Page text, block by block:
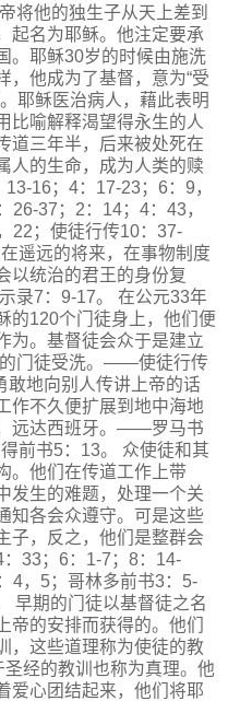
将他的独生子从天上差到
起名为耶稣。他注定要承
。耶稣30岁的时候由施洗
，他成为了基督，意为“受
耶稣医治病人，藉此表明
比喻解释渴望得永生的人
道三年半，后来被处死在
人的生命，成为人类的赎
16；4：17-23；6：9，
26-37；2：14；4：43，
22；使徒行传10：37-
遥远的将来，在事物制度
以统治的君王的身份复
录7：9-17。 在公元33年
的120个门徒身上，他们便
为。基督徒会众于是建立
门徒受洗。——使徒行传
敢地向别人传讲上帝的话
作不久便扩展到地中海地
远达西班牙。——罗马书
前书5：13。 众使徒和其
。他们在传道工作上带
发生的难题，处理一个关
知各会众遵守。可是这些
子，反之，他们是整群会
33；6：1-7；8：14-
4，5；哥林多前书3：5-
早期的门徒以基督徒之名
帝的安排而获得的。他们
，这些道理称为使徒的教
圣经的教训也称为真理。他
爱心团结起来，他们将耶